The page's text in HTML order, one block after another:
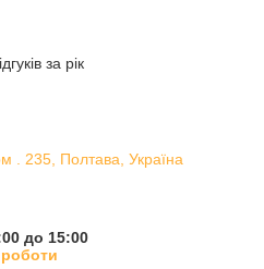
за рік
. 235, Полтава, Україна
до 15:00